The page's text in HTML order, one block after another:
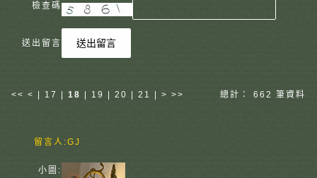
檢查碼
送出留言 送出留言
<< < 17 18 19 20 21 > >> 總計： 662 筆資料
留言人:GJ
小圖: